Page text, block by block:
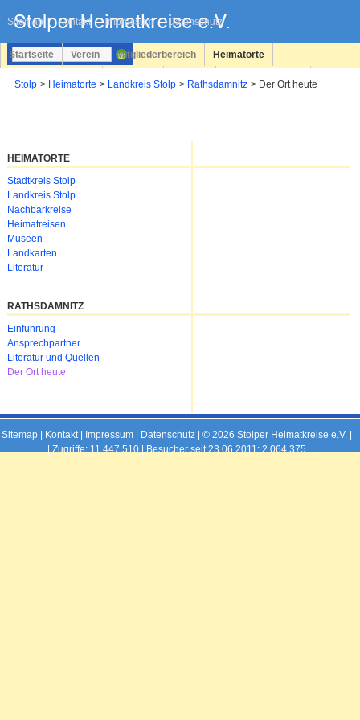
Sitemap Kontakt Impressum Datenschutz
überspringen
Startseite Verein Mitgliederbereich Heimatorte
Stolp Heimatorte Landkreis Stolp Rathsdamnitz Der Ort heute
HEIMATORTE
Navigation
überspringen
Stadtkreis Stolp
Landkreis Stolp
Nachbarkreise
Heimatreisen
Museen
Landkarten
Literatur
RATHSDAMNITZ
Navigation
überspringen
Einführung
Ansprechpartner
Literatur und Quellen
Der Ort heute
Sitemap| Kontakt| Impressum| Datenschutz| © 2026 Stolper Heimatkreise e.V. |
|Zugriffe: 11.447.510 | Besucher seit 23.06.2011: 2.064.375